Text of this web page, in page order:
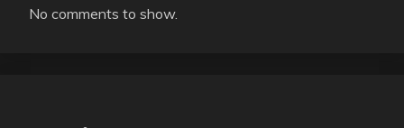
No comments to show.